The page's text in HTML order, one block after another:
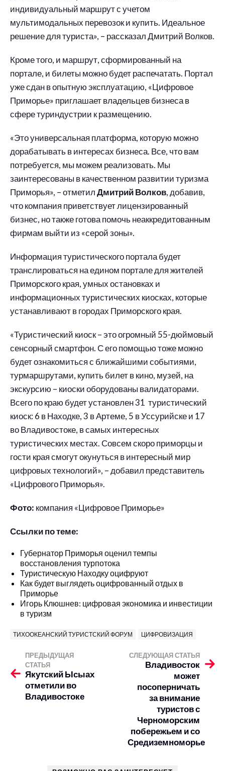
индивидуальный маршрут с учетом
мультимодальных перевозок и купить. Идеальное
решение для туриста», – рассказал Дмитрий Волков.
Кроме того, и маршрут, сформированный на
портале, и билеты можно будет распечатать. Портал
уже сдан в опытную эксплуатацию, «Цифровое
Приморье» приглашает владельцев бизнеса в
сфере туриндустрии к размещению.
«Это универсальная платформа, которую можно
дорабатывать в интересах бизнеса. Все, что вам
потребуется, мы можем реализовать. Мы
заинтересованы в качественном развитии туризма
Приморья», – отметилДмитрий Волков, добавив,
что компания приветствует лицензированный
бизнес, но также готова помочь неаккредитованным
фирмам выйти из «серой зоны».
Информация туристического портала будет
транслироваться на едином портале для жителей
Приморского края, умных остановках и
информационных туристических киосках, которые
устанавливают в городах Приморского края.
«Туристический киоск – это огромный 55-дюймовый
сенсорный смартфон. С его помощью тоже можно
будет ознакомиться с ближайшими событиями,
турмаршрутами, купить билет в кино, музей, на
экскурсию – киоски оборудованы валидаторами.
Всего по краю будет установлен 31 туристический
киоск: 6 в Находке, 3 в Артеме, 5 в Уссурийске и 17
во Владивостоке, в самых интересных
туристических местах. Совсем скоро приморцы и
гости края смогут окунуться в интересный мир
цифровых технологий», – добавил представитель
«Цифрового Приморья».
Фото: компания «Цифровое Приморье»
Ссылки по теме:
Губернатор Приморья оценил темпы
восстановления турпотока
Туристическую Находку оцифруют
Как будет выглядеть оцифрованный отдых в
Приморье
Игорь Клюшнев: цифровая экономика и инвестиции
в туризм
ТИХООКЕАНСКИЙ ТУРИСТСКИЙ ФОРУМ ЦИФРОВИЗАЦИЯ
ПРЕДЫДУЩАЯ
СТАТЬЯ
Якутский Ысыах
отметили во
Владивостоке
СЛЕДУЮЩАЯ СТАТЬЯ
Владивосток
может
посоперничать
за внимание
туристов с
Черноморским
побережьем и со
Средиземноморье